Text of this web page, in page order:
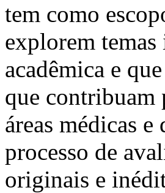
tem como
explorem
acadêmica e
que contribuam
áreas médicas
processo de
originais e